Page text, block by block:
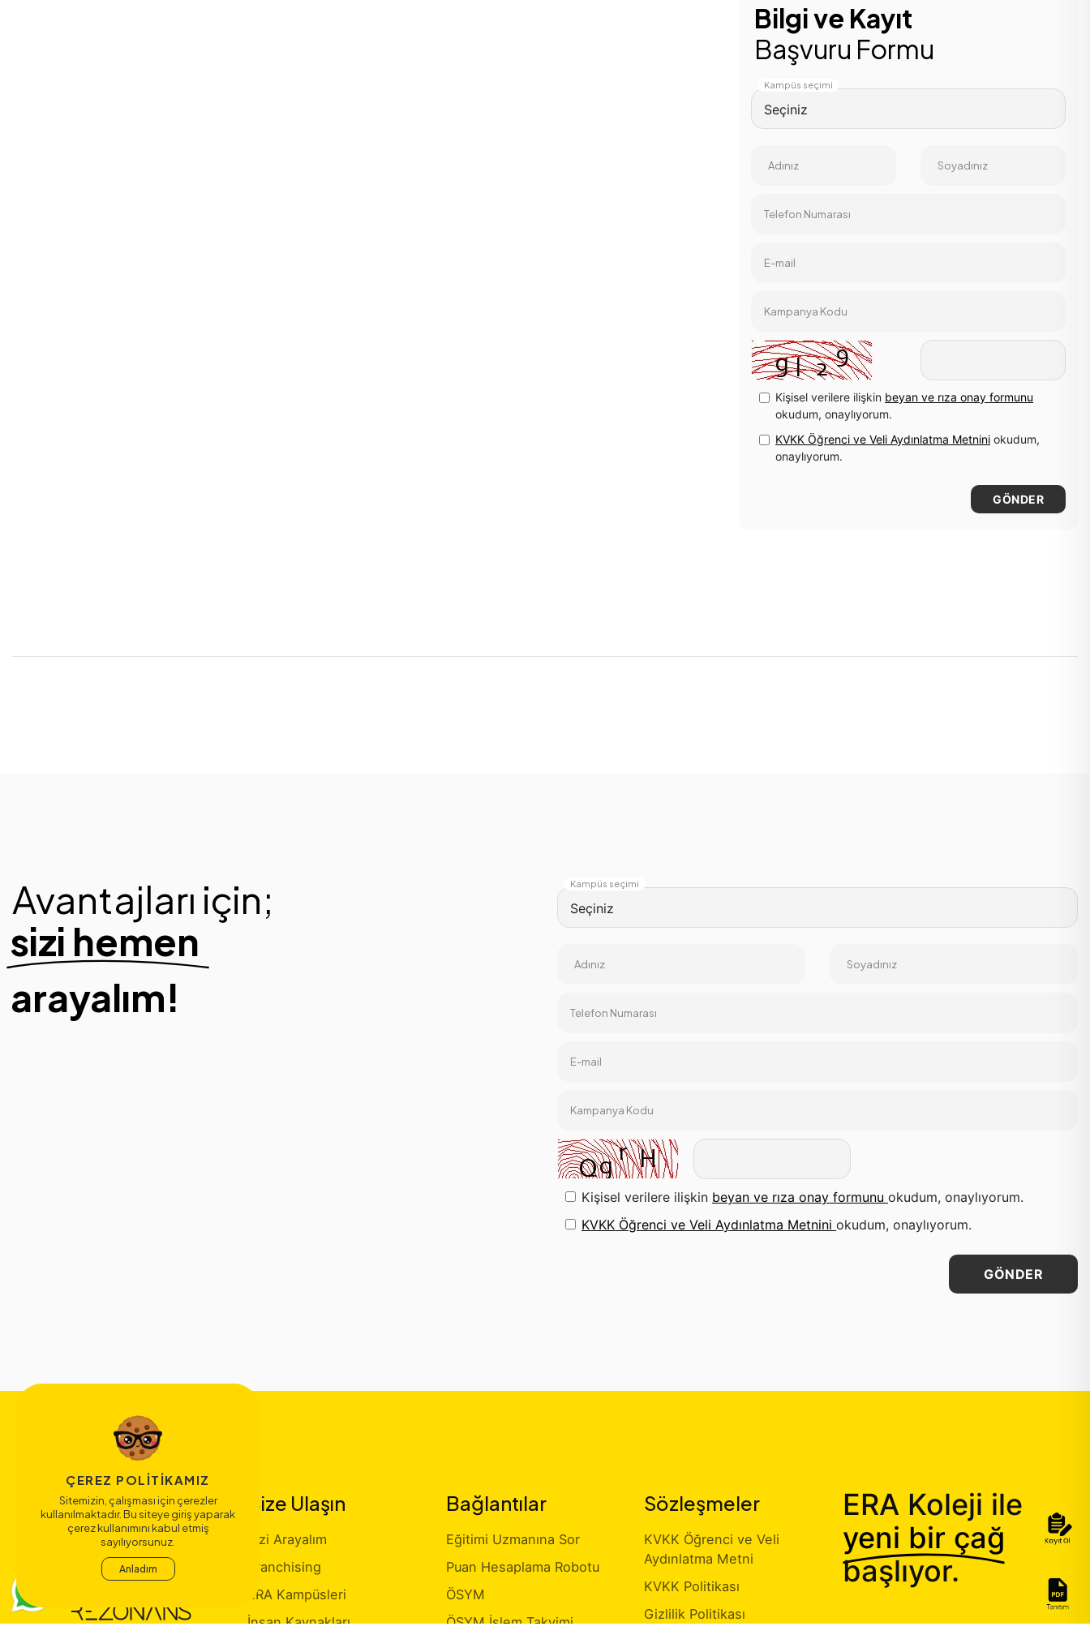
Bilgi ve Kayıt
Başvuru Formu
Kampüs seçimi
Adınız Soyadınız
Telefon Numarası
E-mail
Kampanya Kodu
Kişisel verilere ilişkin beyan ve rıza onay formunu
okudum, onaylıyorum.
KVKK Öğrenci ve Veli Aydınlatma Metnini okudum,
onaylıyorum.
GÖNDER
Avantajları için;
sizi hemen
arayalım!
Kampüs seçimi
Adınız Soyadınız
Telefon Numarası
E-mail
Kampanya Kodu
Kişisel verilere ilişkin beyan ve rıza onay formunu okudum, onaylıyorum.
KVKK Öğrenci ve Veli Aydınlatma Metnini okudum, onaylıyorum.
GÖNDER
Bize Ulaşın
Sizi Arayalım
Franchising
ERA Kampüsleri
İnsan Kaynakları
Bağlantılar
Eğitimi Uzmanına Sor
Puan Hesaplama Robotu
ÖSYM
ÖSYM İşlem Takvimi
Sözleşmeler
KVKK Öğrenci ve Veli
Aydınlatma Metni
KVKK Politikası
Gizlilik Politikası
ERA Koleji ile
yeni bir çağ
başlıyor.
ÇEREZ POLITIKAMIZ
Sitemizin, çalışması için çerezler
kullanılmaktadır. Bu siteye giriş yaparak
çerez kullanımını kabul etmiş
sayılıyorsunuz.
Anladım